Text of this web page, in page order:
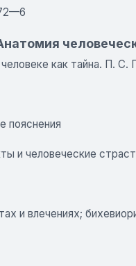
как тайна. П. С.
пояснения
и человеческие
и влечениях;